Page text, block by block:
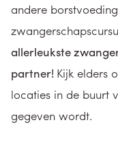
andere
allerleukste
partner! Kijk elders
locaties in de buurt
gegeven wordt.